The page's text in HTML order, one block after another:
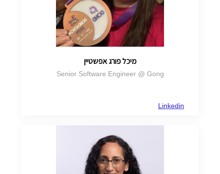
מיכל פורג אפשטיין
Senior Software Engineer @ Gong
Linkedin